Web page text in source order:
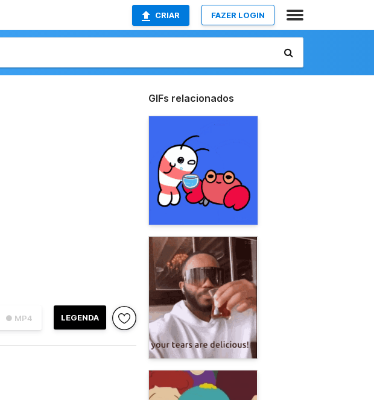
CRIAR FAZER LOGIN
● MP4 LEGENDA
GIFs relacionados